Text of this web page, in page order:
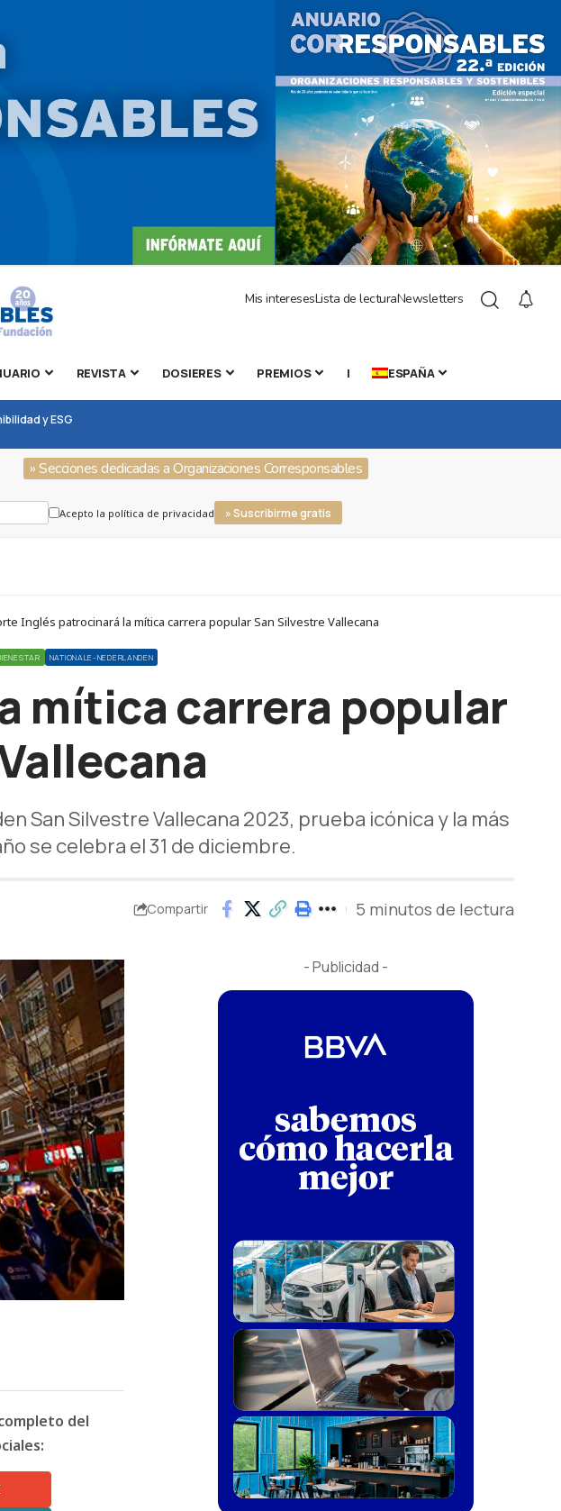
Mis interesesLista de lecturaNewsletters
REVISTA DOSIERES PREMIOS | ESPAÑA
y ESG
» Secciones dedicadas a Organizaciones Corresponsables
Acepto la política de privacidad » Suscribirme gratis
Inglés patrocinará la mítica carrera popular San Silvestre Vallecana
NATIONALE-NEDERLANDEN
mítica carrera popular
San Silvestre Vallecana 2023, prueba icónica y la más
se celebra el 31 de diciembre.
Compartir 5 minutos de lectura
del
- Publicidad -